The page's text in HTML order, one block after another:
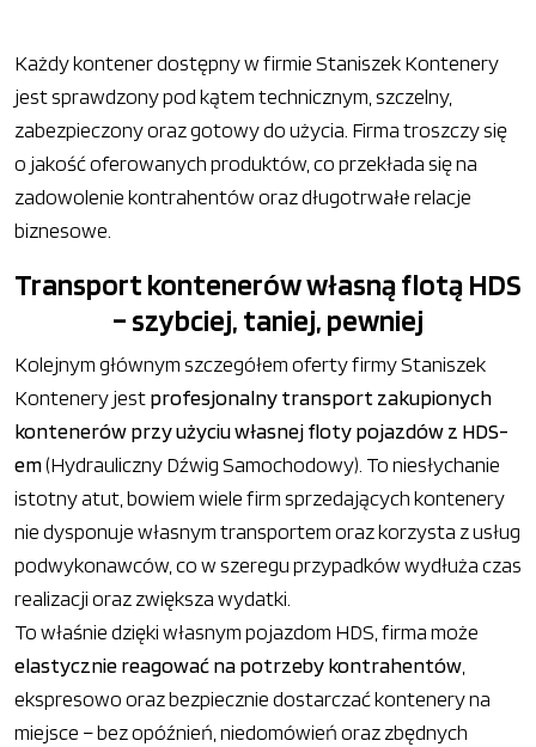
Każdy kontener dostępny w firmie Staniszek Kontenery
jest sprawdzony pod kątem technicznym, szczelny,
zabezpieczony oraz gotowy do użycia. Firma troszczy się
o jakość oferowanych produktów, co przekłada się na
zadowolenie kontrahentów oraz długotrwałe relacje
biznesowe.
Transport kontenerów własną flotą HDS
– szybciej, taniej, pewniej
Kolejnym głównym szczegółem oferty firmy Staniszek
Kontenery jestprofesjonalny transport zakupionych
kontenerów przy użyciu własnej floty pojazdów z HDS-
em(Hydrauliczny Dźwig Samochodowy). To niesłychanie
istotny atut, bowiem wiele firm sprzedających kontenery
nie dysponuje własnym transportem oraz korzysta z usług
podwykonawców, co w szeregu przypadków wydłuża czas
realizacji oraz zwiększa wydatki.
To właśnie dzięki własnym pojazdom HDS, firma może
elastycznie reagować na potrzeby kontrahentów
ekspresowo oraz bezpiecznie dostarczać kontenery na
miejsce – bez opóźnień, niedomówień oraz zbędnych